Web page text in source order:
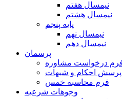
نیمسال هفتم
نیمسال هشتم
پایه پنجم
نیمسال نهم
نیمسال دهم
پرسمان
درخواست مشاوره
احکام و شبهات
فرم محاسبه خمس
وجوهات شرعیه